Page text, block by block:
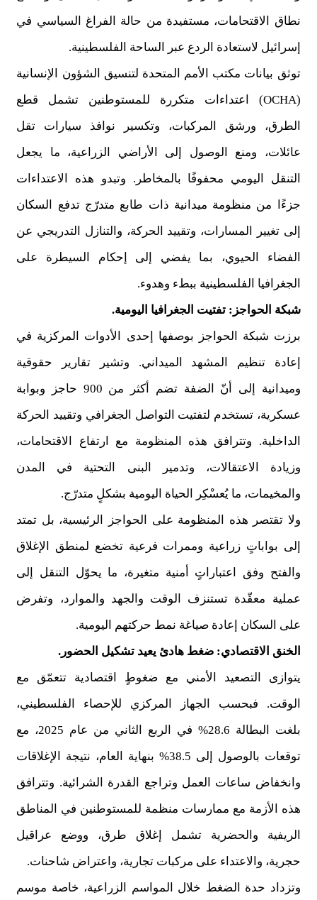
نطاق الاقتحامات، مستفيدة من حالة الفراغ السياسي في
إسرائيل لاستعادة الردع عبر الساحة الفلسطينية.
توثق بيانات مكتب الأمم المتحدة لتنسيق الشؤون الإنسانية
(OCHA) اعتداءات متكررة للمستوطنين تشمل قطع
الطرق، ورشق المركبات، وتكسير نوافذ سيارات تقل
عائلات، ومنع الوصول إلى الأراضي الزراعية، ما يجعل
التنقل اليومي محفوفًا بالمخاطر. وتبدو هذه الاعتداءات
جزءًا من منظومة ميدانية ذات طابع متدرّج تدفع السكان
إلى تغيير المسارات، وتقييد الحركة، والتنازل التدريجي عن
الفضاء الحيوي، بما يفضي إلى إحكام السيطرة على
الجغرافيا الفلسطينية ببطء وهدوء.
شبكة الحواجز: تفتيت الجغرافيا اليومية.
برزت شبكة الحواجز بوصفها إحدى الأدوات المركزية في
إعادة تنظيم المشهد الميداني. وتشير تقارير حقوقية
وميدانية إلى أنّ الضفة تضم أكثر من 900 حاجز وبوابة
عسكرية، تستخدم لتفتيت التواصل الجغرافي وتقييد الحركة
الداخلية. وتترافق هذه المنظومة مع ارتفاع الاقتحامات،
وزيادة الاعتقالات، وتدمير البنى التحتية في المدن
والمخيمات، ما يُعسْكِر الحياة اليومية بشكلٍ متدرّج.
ولا تقتصر هذه المنظومة على الحواجز الرئيسية، بل تمتد
إلى بواباتٍ زراعية وممرات فرعية تخضع لمنطق الإغلاق
والفتح وفق اعتباراتٍ أمنية متغيرة، ما يحوّل التنقل إلى
عملية معقّدة تستنزف الوقت والجهد والموارد، وتفرض
على السكان إعادة صياغة نمط حركتهم اليومية.
الخنق الاقتصادي: ضغط هادئ يعيد تشكيل الحضور.
يتوازى التصعيد الأمني مع ضغوطٍ اقتصادية تتعمّق مع
الوقت. فبحسب الجهاز المركزي للإحصاء الفلسطيني،
بلغت البطالة 28.6% في الربع الثاني من عام 2025، مع
توقعات بالوصول إلى 38.5% بنهاية العام، نتيجة الإغلاقات
وانخفاض ساعات العمل وتراجع القدرة الشرائية. وتترافق
هذه الأزمة مع ممارسات منظمة للمستوطنين في المناطق
الريفية والحضرية تشمل إغلاق طرق، ووضع عراقيل
حجرية، والاعتداء على مركبات تجارية، واعتراض شاحنات.
وتزداد حدة الضغط خلال المواسم الزراعية، خاصة موسم